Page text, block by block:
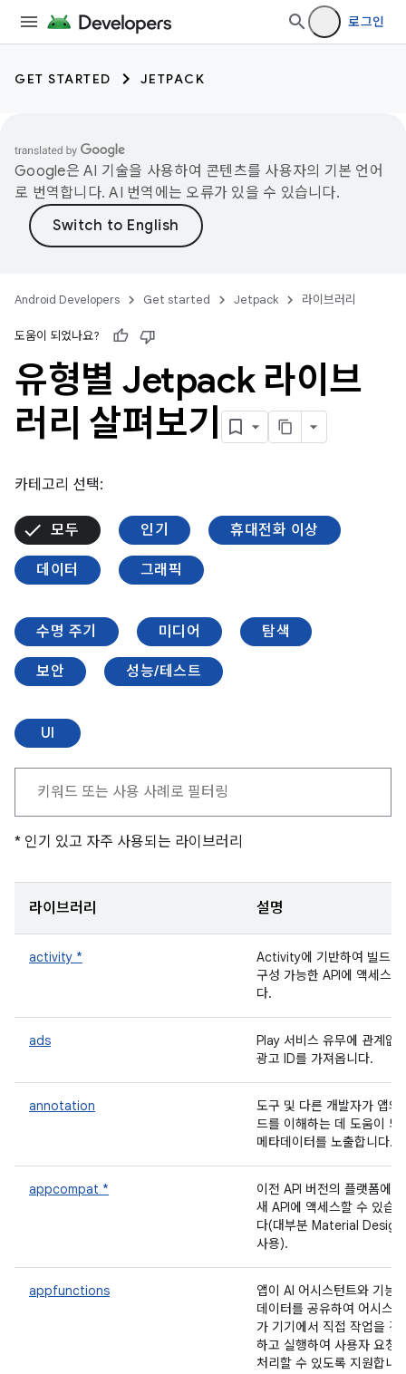
로그인
GET STARTED JETPACK
Google은 AI 기술을 사용하여 콘텐츠를 사용자의 기본 언어
로 번역합니다. AI 번역에는 오류가 있을 수 있습니다.
Android Developers Get started Jetpack 라이브러리
도움이 되었나요?
유형별 Jetpack 라이브
러리 살펴보기
카테고리 선택:
모두 인기 휴대전화 이상
데이터 그래픽
수명 주기 미디어 탐색
보안 성능/테스트
UI
* 인기 있고 자주 사용되는 라이브러리
라이브러리 설명
activity *
Activity에 기반하여 빌드된
구성 가능한 API에 액세스합
다.
ads
Play 서비스 유무에 관계없
광고 ID를 가져옵니다.
annotation
도구 및 다른 개발자가 앱의
드를 이해하는 데 도움이 되
메타데이터를 노출합니다.
appcompat *
이전 API 버전의 플랫폼에서
새 API에 액세스할 수 있습니
다(대부분 Material Design
사용).
appfunctions
앱이 AI 어시스턴트와 기능
데이터를 공유하여 어시스
가 기기에서 직접 작업을 검
하고 실행하여 사용자 요청
처리할 수 있도록 지원합니